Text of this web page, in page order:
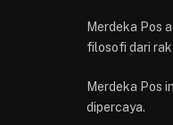
Merdeka Pos
filosofi dari
Merdeka Pos
dipercaya.